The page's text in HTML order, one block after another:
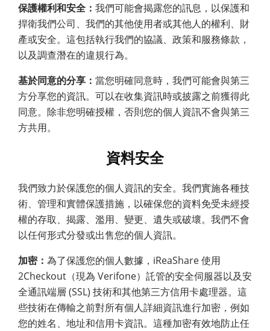
保護權利和安全： 我們可能會揭露您的訊息，以保護和
捍衛我們公司、我們的其他使用者或其他人的權利、財
產或安全。這包括執行我們的協議、政策和服務條款，
以及調查潛在的違規行為。
基於同意的分享： 當您明確同意時，我們可能會與第三
方分享您的資訊。可以在收集資訊時或披露之前獲得此
同意。除非您明確授權，否則您的個人資訊不會與第三
方共用。
資料安全
我們致力於保護您的個人資訊的安全。我們實施各種技
術、管理和實體保護措施，以確保您的資料免受未經授
權的存取、揭露、濫用、變更、遺失或破壞。我們不會
以任何形式分發或出售您的個人資訊。
加密： 為了保護您的個人數據，iReaShare 使用
2Checkout（現為 Verifone）託管的安全伺服器以及安
全通訊端層 (SSL) 技術和其他第三方信用卡處理器。這
些技術在傳輸之前對所有個人詳細資訊進行加密，例如
您的姓名、地址和信用卡資訊。這種加密有效地防止任